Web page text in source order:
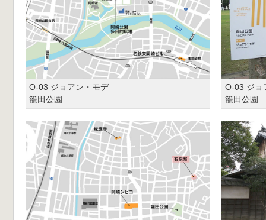
O-03 ジョアン・モデ
籠田公園
O-03 ジョ
籠田公園